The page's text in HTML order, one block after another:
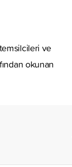
ve
okunan